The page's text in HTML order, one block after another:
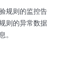
规则的监控告
则的异常数据